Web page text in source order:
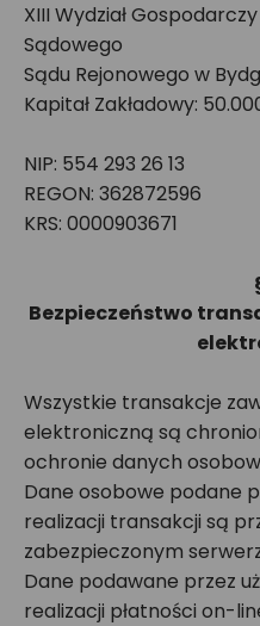
XIII Wydział
Sądowego
Sądu Rejonowego w
Kapitał Zakładowy:
NIP: 554 293 26 13
REGON: 362872596
KRS: 0000903671
Bezpieczeństwo
Wszystkie transakcje
elektroniczną są
ochronie danych
Dane osobowe podane
realizacji transakcji są
zabezpieczonym
Dane podawane przez
realizacji płatności on-